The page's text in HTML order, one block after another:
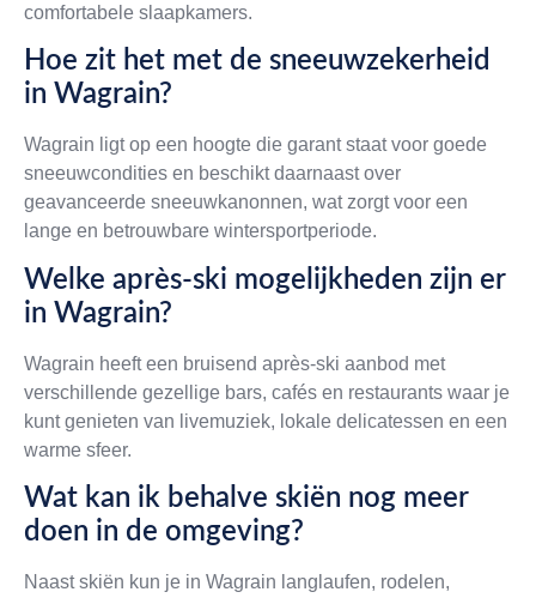
comfortabele slaapkamers.
Hoe zit het met de sneeuwzekerheid
in Wagrain?
Wagrain ligt op een hoogte die garant staat voor goede
sneeuwcondities en beschikt daarnaast over
geavanceerde sneeuwkanonnen, wat zorgt voor een
lange en betrouwbare wintersportperiode.
Welke après-ski mogelijkheden zijn er
in Wagrain?
Wagrain heeft een bruisend après-ski aanbod met
verschillende gezellige bars, cafés en restaurants waar je
kunt genieten van livemuziek, lokale delicatessen en een
warme sfeer.
Wat kan ik behalve skiën nog meer
doen in de omgeving?
Naast skiën kun je in Wagrain langlaufen, rodelen,